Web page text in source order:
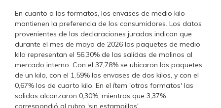
En cuanto a los formatos, los envases de medio kilo
mantienen la preferencia de los consumidores. Los datos
provenientes de las declaraciones juradas indican que
durante el mes de mayo de 2026 los paquetes de medio
kilo representan el 56,30% de las salidas de molinos al
mercado interno. Con el 37,78% se ubicaron los paquetes
de un kilo, con el 1,59% los envases de dos kilos, y con el
0,67% los de cuarto kilo. En el ítem 'otros formatos' las
salidas alcanzaron 0,30%, mientras que 3,37%
correspondió al rubro 'sin estampillas'.